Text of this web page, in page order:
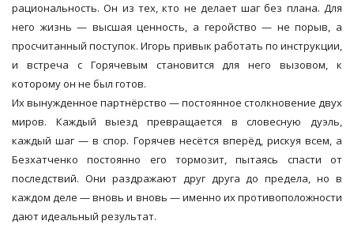
рациональность. Он из тех, кто не делает шаг без плана. Для
него жизнь — высшая ценность, а геройство — не порыв, а
просчитанный поступок. Игорь привык работать по инструкции,
и встреча с Горячевым становится для него вызовом, к
которому он не был готов.
Их вынужденное партнёрство — постоянное столкновение двух
миров. Каждый выезд превращается в словесную дуэль,
каждый шаг — в спор. Горячев несётся вперёд, рискуя всем, а
Безхатченко постоянно его тормозит, пытаясь спасти от
последствий. Они раздражают друг друга до предела, но в
каждом деле — вновь и вновь — именно их противоположности
дают идеальный результат.